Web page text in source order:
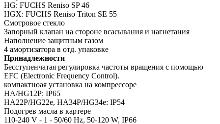
HG: FUCHS Reniso SP 46
HGX: FUCHS Reniso Triton SE 55
Смотровое стекло
Запорный клапан на стороне всасывания и нагнетания
Наполнение защитным газом
4 амортизатора в отд. упаковке
Принадлежности
Бесступенчатая регулировка частоты вращения с помощью
EFC (Electronic Frequency Control).
компактноая установка на компрессоре
HA/HG12P: IP65
HA22P/HG22e, HA34P/HG34e: IP54
Подогрев масла в картере
110-240 V - 1 - 50/60 Hz, 50-120 W, IP66